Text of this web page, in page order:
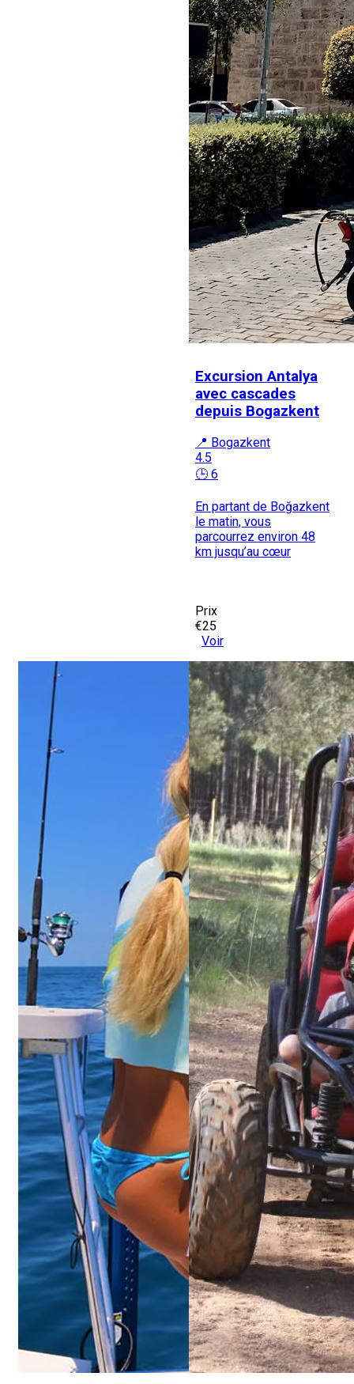
Excursion Antalya
avec cascades
depuis Bogazkent
📍 Bogazkent
4.5
🕒 6
En partant de Boğazkent
le matin, vous
parcourrez environ 48
km jusqu’au cœur
Prix
€25
Voir